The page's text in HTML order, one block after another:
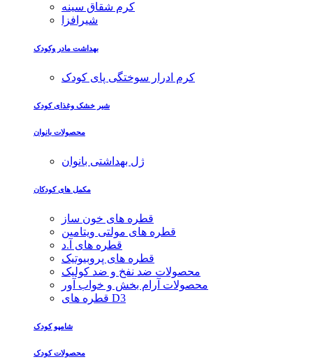
کرم شقاق سینه
شیرافزا
بهداشت مادر وکودک
کرم ادرار سوختگی پای کودک
شیر خشک وغذای کودک
محصولات بانوان
ژل بهداشتی بانوان
مکمل های کودکان
قطره های خون ساز
قطره های مولتی ویتامین
قطره های آ.د
قطره های پروبیوتیک
محصولات ضد نفخ و ضد کولیک
محصولات آرام بخش و خواب آور
قطره های D3
شامپو کودک
محصولات کودک